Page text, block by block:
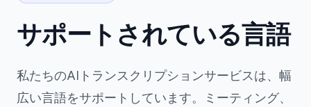
サポートされている言語
私たちのAIトランスクリプションサービスは、幅
広い言語をサポートしています。ミーティング、